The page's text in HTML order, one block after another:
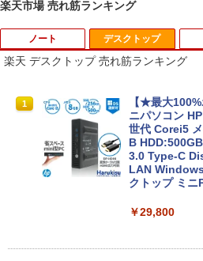
楽天市場 売れ筋ランキング
ノート
1
【大特価】中
10世代CPU
ンチ フルHD
メラ 無線LAN
ビュー特典
ン ノートパソ
win11 中古ノ
￥24,800
デスクトップ
楽天 デスクトップ 売れ筋ランキング
1
【★最大
ニパソコン
世代 Corei5
B
3.0 Type-C
LAN
クトップ ミニ
￥29,800